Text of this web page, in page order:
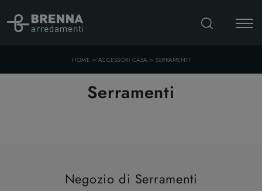
HOME > ACCESSORI CASA > SERRAMENTI
Serramenti
Negozio di Serramenti